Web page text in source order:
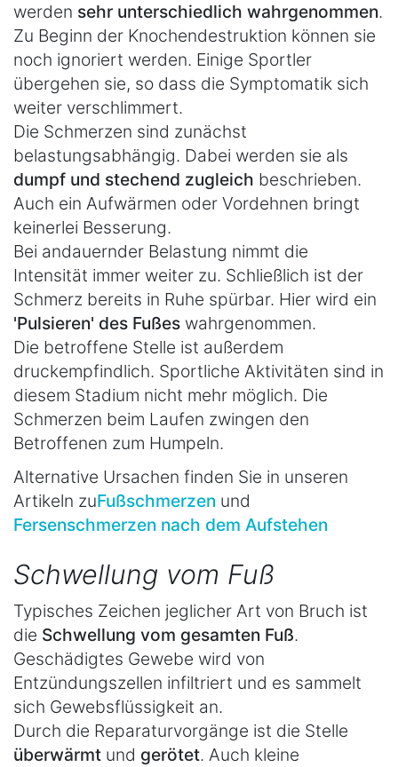
werden sehr unterschiedlich wahrgenommen.
Zu Beginn der Knochendestruktion können sie
noch ignoriert werden. Einige Sportler
übergehen sie, so dass die Symptomatik sich
weiter verschlimmert.
Die Schmerzen sind zunächst
belastungsabhängig. Dabei werden sie als
dumpf und stechend zugleich beschrieben.
Auch ein Aufwärmen oder Vordehnen bringt
keinerlei Besserung.
Bei andauernder Belastung nimmt die
Intensität immer weiter zu. Schließlich ist der
Schmerz bereits in Ruhe spürbar. Hier wird ein
'Pulsieren' des Fußes wahrgenommen.
Die betroffene Stelle ist außerdem
druckempfindlich. Sportliche Aktivitäten sind in
diesem Stadium nicht mehr möglich. Die
Schmerzen beim Laufen zwingen den
Betroffenen zum Humpeln.
Alternative Ursachen finden Sie in unseren
Artikeln zuFußschmerzen und
Fersenschmerzen nach dem Aufstehen
Schwellung vom Fuß
Typisches Zeichen jeglicher Art von Bruch ist
die Schwellung vom gesamten Fuß.
Geschädigtes Gewebe wird von
Entzündungszellen infiltriert und es sammelt
sich Gewebsflüssigkeit an.
Durch die Reparaturvorgänge ist die Stelle
überwärmt und gerötet. Auch kleine